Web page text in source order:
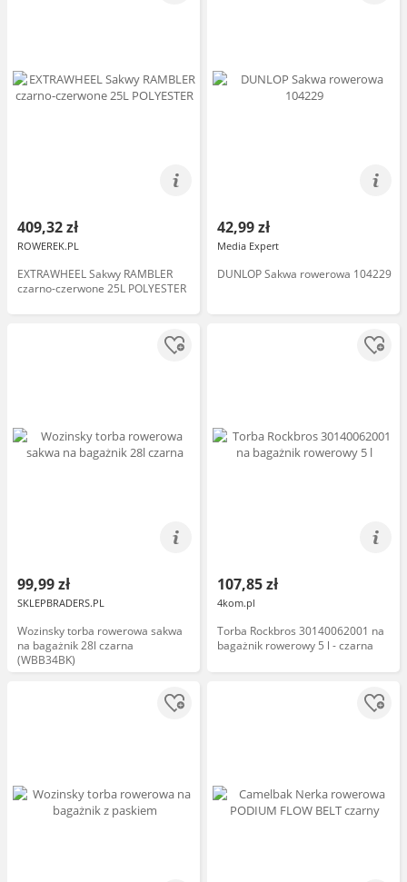
409,32 zł
ROWEREK.PL
EXTRAWHEEL Sakwy RAMBLER
czarno-czerwone 25L POLYESTER
42,99 zł
Media Expert
DUNLOP Sakwa rowerowa 104229
99,99 zł
SKLEPBRADERS.PL
Wozinsky torba rowerowa sakwa
na bagażnik 28l czarna
(WBB34BK)
107,85 zł
4kom.pl
Torba Rockbros 30140062001 na
bagażnik rowerowy 5 l - czarna